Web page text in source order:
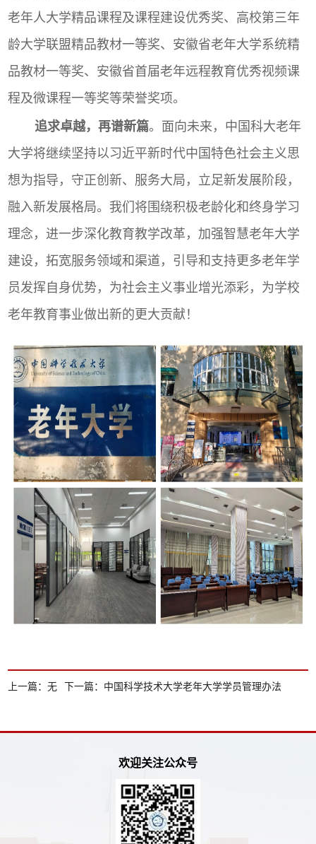
老年人大学精品课程及课程建设优秀奖、高校第三年
龄大学联盟精品教材一等奖、安徽省老年大学系统精
品教材一等奖、安徽省首届老年远程教育优秀视频课
程及微课程一等奖等荣誉奖项。
追求卓越，再谱新篇。面向未来，中国科大老年
大学将继续坚持以习近平新时代中国特色社会主义思
想为指导，守正创新、服务大局，立足新发展阶段，
融入新发展格局。我们将围绕积极老龄化和终身学习
理念，进一步深化教育教学改革，加强智慧老年大学
建设，拓宽服务领域和渠道，引导和支持更多老年学
员发挥自身优势，为社会主义事业增光添彩，为学校
老年教育事业做出新的更大贡献！
上一篇：无 下一篇： 中国科学技术大学老年大学学员管理办法
欢迎关注公众号